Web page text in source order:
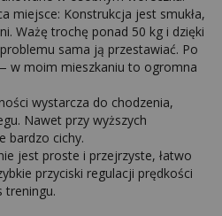
miejsce: Konstrukcja jest smukła,
Ważę trochę ponad 50 kg i dzięki
sama ją przestawiać. Po
w moim mieszkaniu to ogromna
wystarcza do chodzenia,
Nawet przy wyższych
bardzo cichy.
jest proste i przejrzyste, łatwo
przyciski regulacji prędkości
treningu.